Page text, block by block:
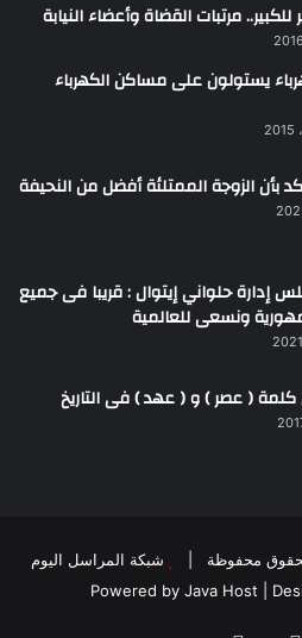
مرتبات القضاة وأعضاء النيابة
يستولون على مساكن الكهرباء
بأن الزوجة الممتلئة أفضل من النحيفة
إدارة حلواني إيتوال : قريبا فى جميع
ونسعى للعالمية
كلمة ( عصر ) و ( عهد ) فى التاريخ
شبكة المراسل اليوم
Powered by Java Host |